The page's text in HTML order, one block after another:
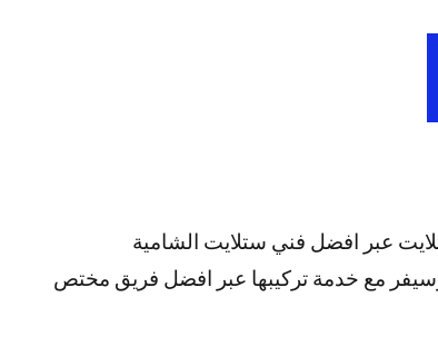
عبر افضل فني ستلايت الشامية
مع خدمة تركيبها عبر افضل فريق مختص